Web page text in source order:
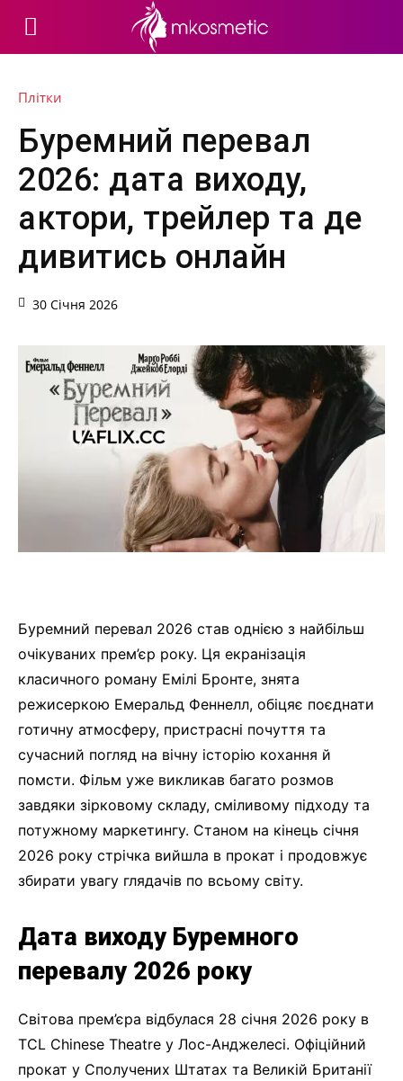
Плітки
Буремний перевал
2026: дата виходу,
актори, трейлер та де
дивитись онлайн
30 Січня 2026
Буремний перевал 2026 став однією з найбільш
очікуваних прем’єр року. Ця екранізація
класичного роману Емілі Бронте, знята
режисеркою Емеральд Феннелл, обіцяє поєднати
готичну атмосферу, пристрасні почуття та
сучасний погляд на вічну історію кохання й
помсти. Фільм уже викликав багато розмов
завдяки зірковому складу, сміливому підходу та
потужному маркетингу. Станом на кінець січня
2026 року стрічка вийшла в прокат і продовжує
збирати увагу глядачів по всьому світу.
Дата виходу Буремного
перевалу 2026 року
Світова прем’єра відбулася 28 січня 2026 року в
TCL Chinese Theatre у Лос-Анджелесі. Офіційний
прокат у Сполучених Штатах та Великій Британії